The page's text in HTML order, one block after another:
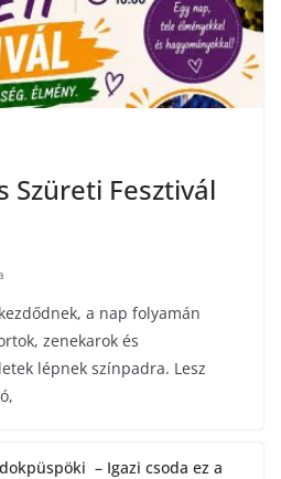
Szüreti Fesztivál
a nap folyamán
zenekarok és
lépnek színpadra. Lesz
– Igazi csoda ez a